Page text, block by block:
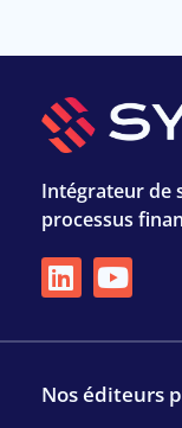
Intégrateur de
processus
Nos éditeurs